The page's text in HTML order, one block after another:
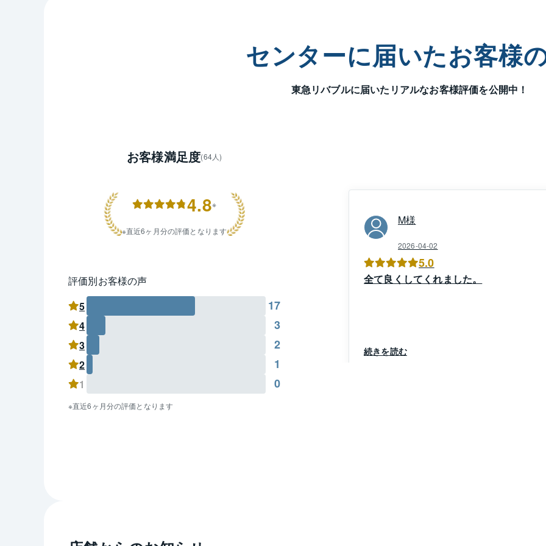
私どもの不動産ノウハウは、「お客様のため」にございます。
ぜひ私どもの専門知識をご利用いただき、お客様の資産形成の一助とし
センターに届いたお客様
東急リバブルに届いた リアルなお客様評価を公開中！
お客様満足度(64人)
4.8※
直近6ヶ月分の評価となります
評価別お客様の声
5
17
4 3
3 2
2 1
1 0
直近6ヶ月分の評価となります
M様
2026-04-02
5.0
全て良くしてくれました。
続きを読む